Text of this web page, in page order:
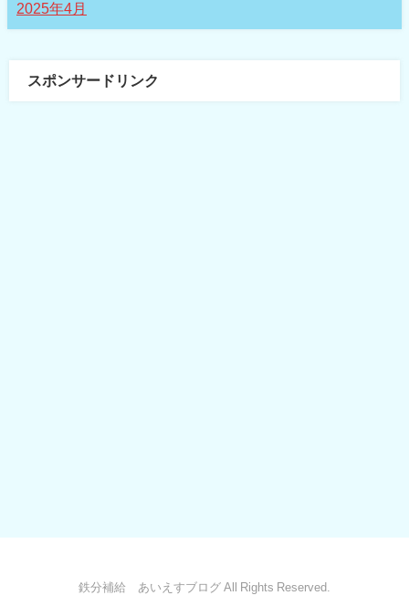
2025年4月
スポンサードリンク
鉄分補給 あいえすブログ All Rights Reserved.